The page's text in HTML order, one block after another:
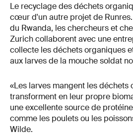
Le recyclage des déchets
cœur d'un autre projet de
du Rwanda, les chercheurs et
Zurich collaborent avec une
collecte les déchets organiques
aux larves de la mouche soldat
«Les larves mangent les déchets
transforment en leur propre
une excellente source de
comme les poulets ou les
Wilde.